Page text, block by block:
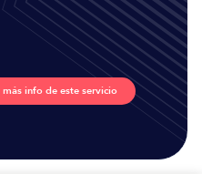
info de este servicio